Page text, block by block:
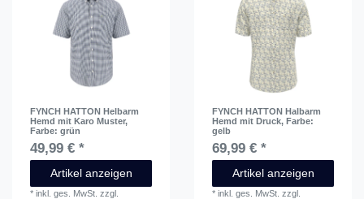
FYNCH HATTON Helbarm
Hemd mit Karo Muster,
Farbe: grün
49,99 € *
Artikel anzeigen
*inkl. ges. MwSt. zzgl.
FYNCH HATTON Halbarm
Hemd mit Druck, Farbe:
gelb
69,99 € *
Artikel anzeigen
*inkl. ges. MwSt. zzgl.